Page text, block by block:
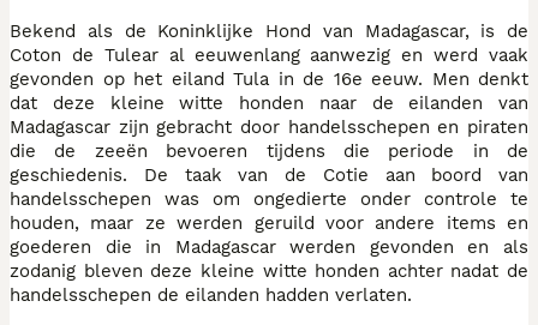
Bekend als de Koninklijke Hond van Madagascar, is de
Coton de Tulear al eeuwenlang aanwezig en werd vaak
gevonden op het eiland Tula in de 16e eeuw. Men denkt
dat deze kleine witte honden naar de eilanden van
Madagascar zijn gebracht door handelsschepen en piraten
die de zeeën bevoeren tijdens die periode in de
geschiedenis. De taak van de Cotie aan boord van
handelsschepen was om ongedierte onder controle te
houden, maar ze werden geruild voor andere items en
goederen die in Madagascar werden gevonden en als
zodanig bleven deze kleine witte honden achter nadat de
handelsschepen de eilanden hadden verlaten.